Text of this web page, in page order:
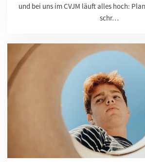
und bei uns im CVJM läuft alles hoch:
schr…